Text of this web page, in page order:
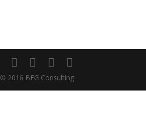
© 2016 BEG Consulting